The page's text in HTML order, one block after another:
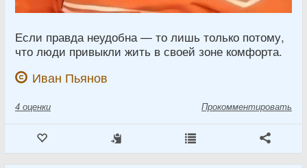
Если правда неудобна — то лишь только потому,
что люди привыкли жить в своей зоне комфорта.
Иван Пьянов
4 оценки Прокомментировать